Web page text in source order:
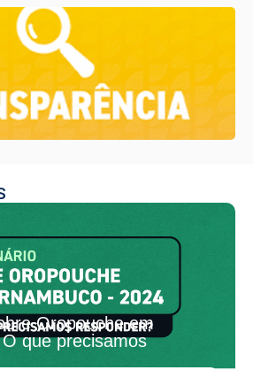
Oropouche em
que precisamos